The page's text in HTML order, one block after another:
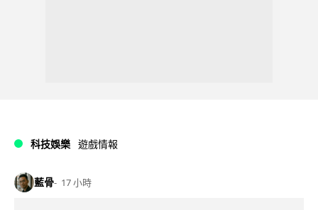
科技娛樂 遊戲情報
藍骨 17 小時